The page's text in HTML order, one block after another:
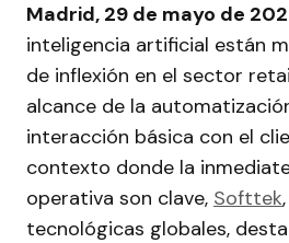
Madrid, 29 de mayo de
inteligencia artificial están
de inflexión en el sector
alcance de la
interacción básica con el
contexto donde la
operativa son clave, Softtek
tecnológicas globales,